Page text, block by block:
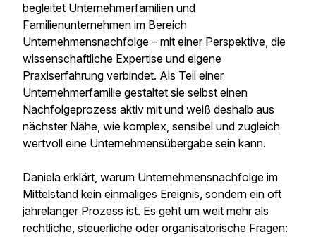
begleitet Unternehmerfamilien und
Familienunternehmen im Bereich
Unternehmensnachfolge – mit einer Perspektive, die
wissenschaftliche Expertise und eigene
Praxiserfahrung verbindet. Als Teil einer
Unternehmerfamilie gestaltet sie selbst einen
Nachfolgeprozess aktiv mit und weiß deshalb aus
nächster Nähe, wie komplex, sensibel und zugleich
wertvoll eine Unternehmensübergabe sein kann.
Daniela erklärt, warum Unternehmensnachfolge im
Mittelstand kein einmaliges Ereignis, sondern ein oft
jahrelanger Prozess ist. Es geht um weit mehr als
rechtliche, steuerliche oder organisatorische Fragen: